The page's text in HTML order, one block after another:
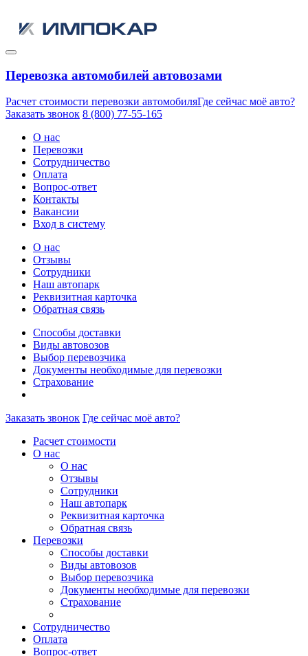
Перевозка автомобилей автовозами
Расчет стоимости перевозки автомобиляГде сейчас моё авто?
Заказать звонок 8 (800) 77-55-165
О нас
Перевозки
Сотрудничество
Оплата
Вопрос-ответ
Контакты
Вакансии
Вход в систему
О нас
Отзывы
Сотрудники
Наш автопарк
Реквизитная карточка
Обратная связь
Способы доставки
Виды автовозов
Выбор перевозчика
Документы необходимые для перевозки
Страхование
Заказать звонок Где сейчас моё авто?
Расчет стоимости
О нас
О нас
Отзывы
Сотрудники
Наш автопарк
Реквизитная карточка
Обратная связь
Перевозки
Способы доставки
Виды автовозов
Выбор перевозчика
Документы необходимые для перевозки
Страхование
Сотрудничество
Оплата
Вопрос-ответ